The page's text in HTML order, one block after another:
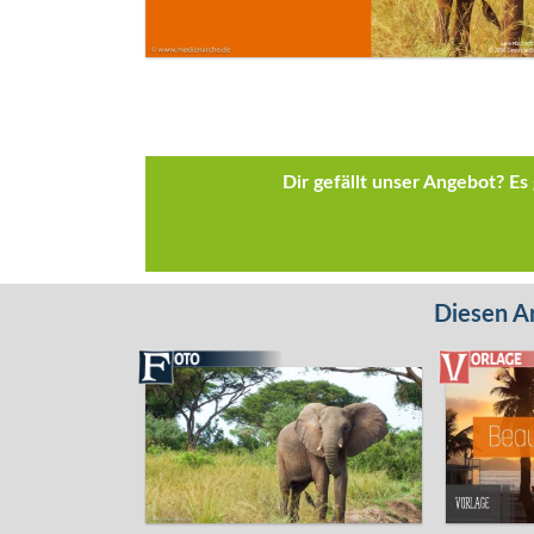
Dir gefällt unser Angebot?
Diesen